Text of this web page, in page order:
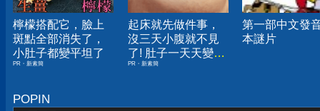
檸檬搭配它，臉上
斑點全部消失了，
小肚子都變平坦了
PR・新素簡
起床就先做件事，
沒三天小腹就不見
了! 肚子一天天變
小！
PR・新素簡
第一部中文發
本謎片
POPIN